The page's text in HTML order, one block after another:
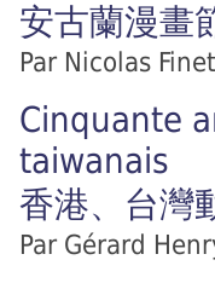
安古蘭漫畫
Par Nicolas Finet
Cinquante
taiwanais
香港、台灣
Par Gérard